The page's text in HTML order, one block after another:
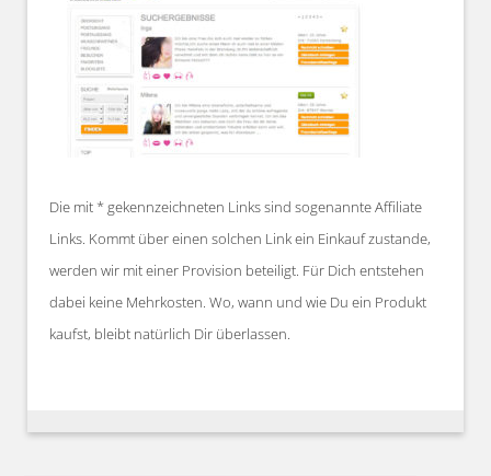
Die mit * gekennzeichneten Links sind sogenannte Affiliate
Links. Kommt über einen solchen Link ein Einkauf zustande,
werden wir mit einer Provision beteiligt. Für Dich entstehen
dabei keine Mehrkosten. Wo, wann und wie Du ein Produkt
kaufst, bleibt natürlich Dir überlassen.